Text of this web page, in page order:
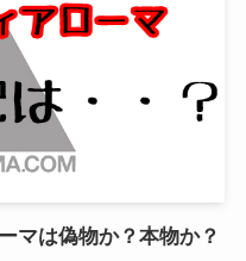
マは偽物か？本物か？